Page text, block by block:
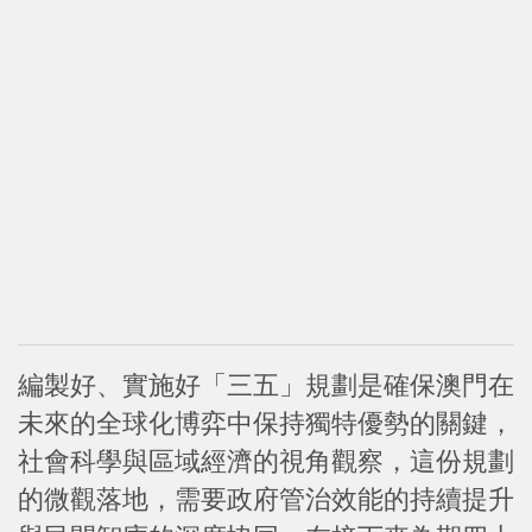
編製好、實施好「三五」規劃是確保澳門在
未來的全球化博弈中保持獨特優勢的關鍵，
社會科學與區域經濟的視角觀察，這份規劃
的微觀落地，需要政府管治效能的持續提升